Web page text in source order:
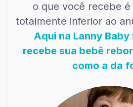
o que você recebe
totalmente inferior ao
Aqui na Lanny
recebe sua bebê
como a da